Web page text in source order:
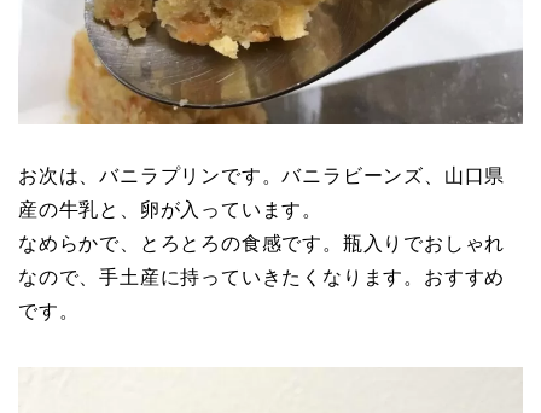
お次は、バニラプリンです。バニラビーンズ、山口県
産の牛乳と、卵が入っています。
なめらかで、とろとろの食感です。瓶入りでおしゃれ
なので、手土産に持っていきたくなります。おすすめ
です。